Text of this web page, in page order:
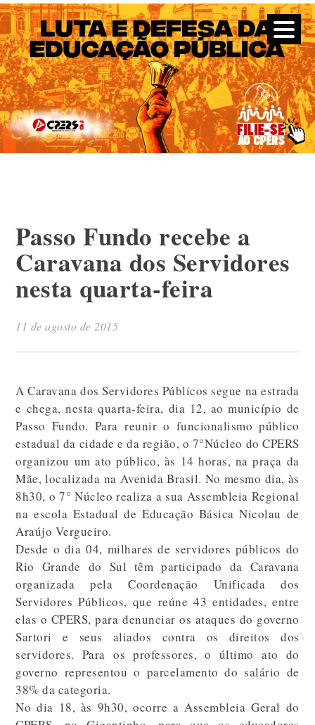
CPERS – Sindicato
CPERS – Sindicato dos Professores e Funcionários de escola
do Estado do Rio Grande do Sul
Passo Fundo recebe a
Caravana dos Servidores
nesta quarta-feira
11 de agosto de 2015
A Caravana dos Servidores Públicos segue na estrada
e chega, nesta quarta-feira, dia 12, ao município de
Passo Fundo. Para reunir o funcionalismo público
estadual da cidade e da região, o 7°Núcleo do CPERS
organizou um ato público, às 14 horas, na praça da
Mãe, localizada na Avenida Brasil. No mesmo dia, às
8h30, o 7° Núcleo realiza a sua Assembleia Regional
na escola Estadual de Educação Básica Nicolau de
Araújo Vergueiro.
Desde o dia 04, milhares de servidores públicos do
Rio Grande do Sul têm participado da Caravana
organizada pela Coordenação Unificada dos
Servidores Públicos, que reúne 43 entidades, entre
elas o CPERS, para denunciar os ataques do governo
Sartori e seus aliados contra os direitos dos
servidores. Para os professores, o último ato do
governo representou o parcelamento do salário de
38% da categoria.
No dia 18, às 9h30, ocorre a Assembleia Geral do